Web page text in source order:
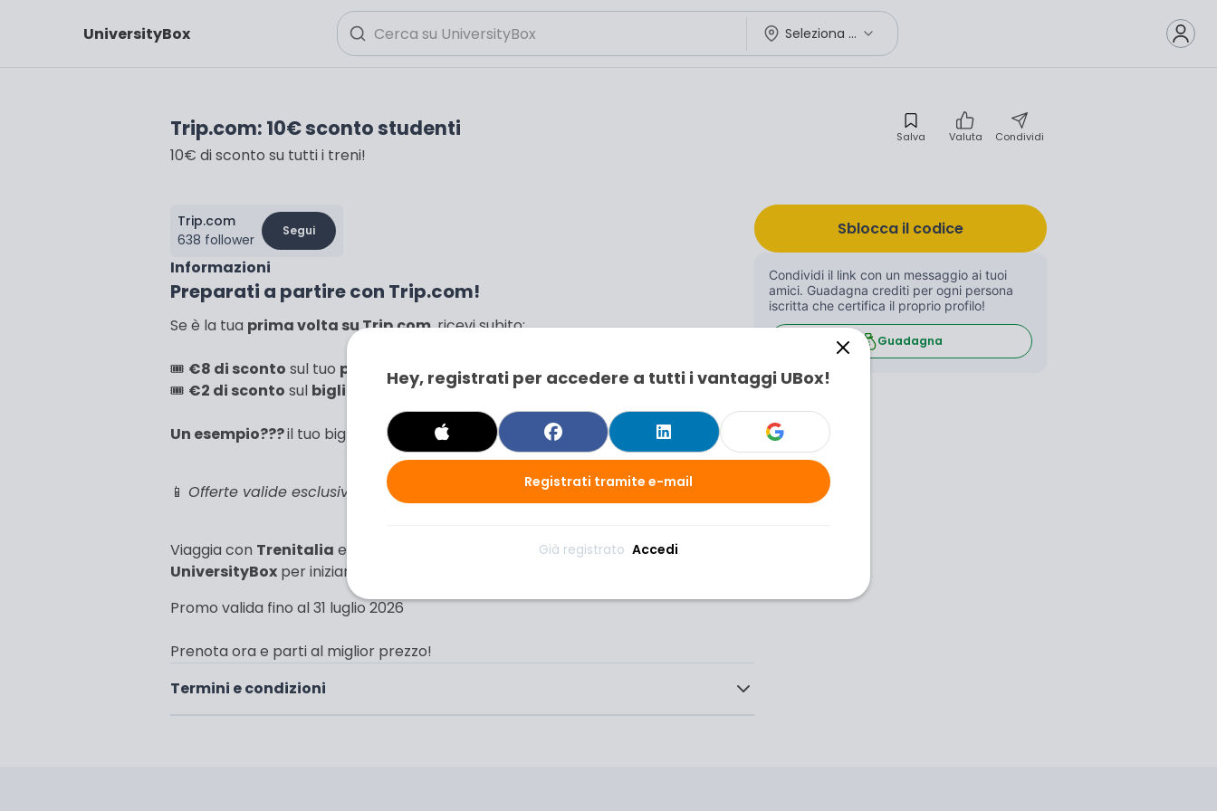
UniversityBox Seleziona città
Trip.com: 10€ sconto studenti Salva Valuta Condividi
10€ di sconto su tutti i treni!
Trip.com
638 follower
Segui
Informazioni
Preparati a partire con Trip.com!
Se è la tua prima volta su Trip.com, ricevi subito:
🎟️ €8 di sconto sul tuo primo acquisto di biglietti del treno in Italia
🎟️ €2 di sconto sul biglietto successivo
Un esempio???il tuo biglietto da 8,90€ a soli 0,90€ (90% di sconto!!)
📱 Offerte valide esclusivamente su App Trip.com
Viaggia con Trenitalia e
e approfitta delle promozioni disponibili grazie a
UniversityBox per iniziare a risparmiare sui trasporti.
Promo valida fino al 31 luglio 2026
Prenota ora e parti al miglior prezzo!
Termini e condizioni
Sblocca il codice
Condividi il link con un messaggio ai tuoi
amici. Guadagna crediti per ogni persona
iscritta che certifica il proprio profilo!
Guadagna
Hey, registrati per accedere a tutti i vantaggi UBox!
Registrati tramite e-mail
Già registrato Accedi